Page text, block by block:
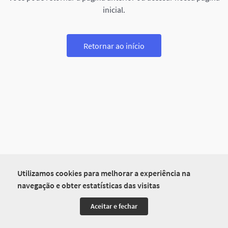
Utilizamos cookies para melhorar a experiência na
navegação e obter estatísticas das visitas
Aceitar e fechar
inicial.
Retornar ao início